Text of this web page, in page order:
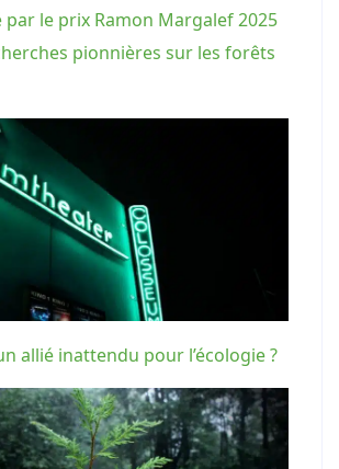
par le prix Ramon Margalef 2025
pionnières sur les forêts
allié inattendu pour l’écologie ?